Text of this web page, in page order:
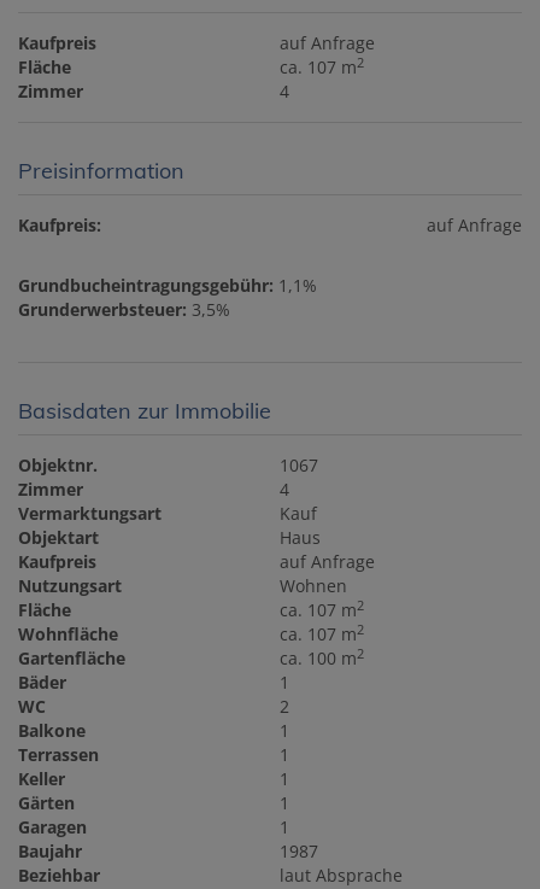
Kaufpreis
auf Anfrage
Fläche
ca. 107 m2
Zimmer 4
Preisinformation
Kaufpreis: auf Anfrage
Grundbucheintragungsgebühr: 1,1%
Grunderwerbsteuer: 3,5%
Basisdaten zur Immobilie
Objektnr.
1067
Zimmer
4
Vermarktungsart
Kauf
Objektart
Haus
Kaufpreis
auf Anfrage
Nutzungsart
Wohnen
Fläche
ca. 107 m2
Wohnfläche ca. 107 m2
Gartenfläche ca. 100 m2
Bäder
1
WC
2
Balkone
1
Terrassen
1
Keller
1
Gärten
1
Garagen
1
Baujahr
1987
Beziehbar
laut Absprache